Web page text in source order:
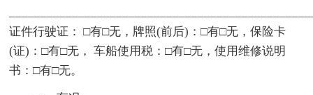
证件行驶证： □有□无，牌照(前后)：□有□无，保险卡
(证)：□有□无， 车船使用税：□有□无，使用维修说明
书：□有□无。